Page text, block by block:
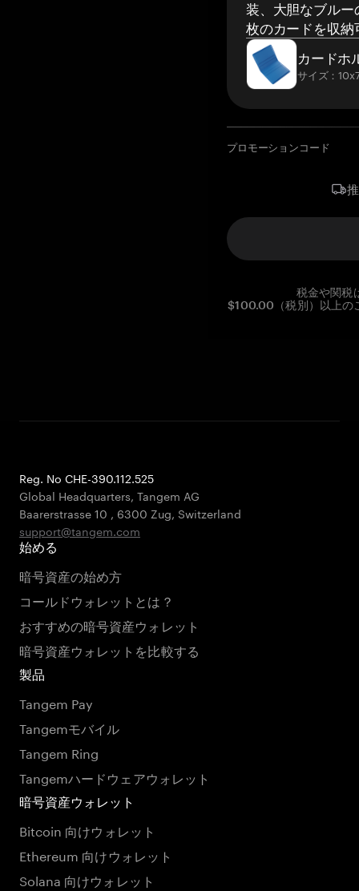
装、大胆なブルー
枚のカードを収納
カードホ
サイズ：
プロモーションコード
税金や関税
$100.00（税別）以上の
Reg. No CHE-390.112.525
Global Headquarters, Tangem AG
Baarerstrasse 10 , 6300 Zug, Switzerland
support@tangem.com
始める
暗号資産の始め方
コールドウォレットとは？
おすすめの暗号資産ウォレット
暗号資産ウォレットを比較する
製品
Tangem Pay
Tangemモバイル
Tangem Ring
Tangemハードウェアウォレット
暗号資産ウォレット
Bitcoin 向けウォレット
Ethereum 向けウォレット
Solana 向けウォレット